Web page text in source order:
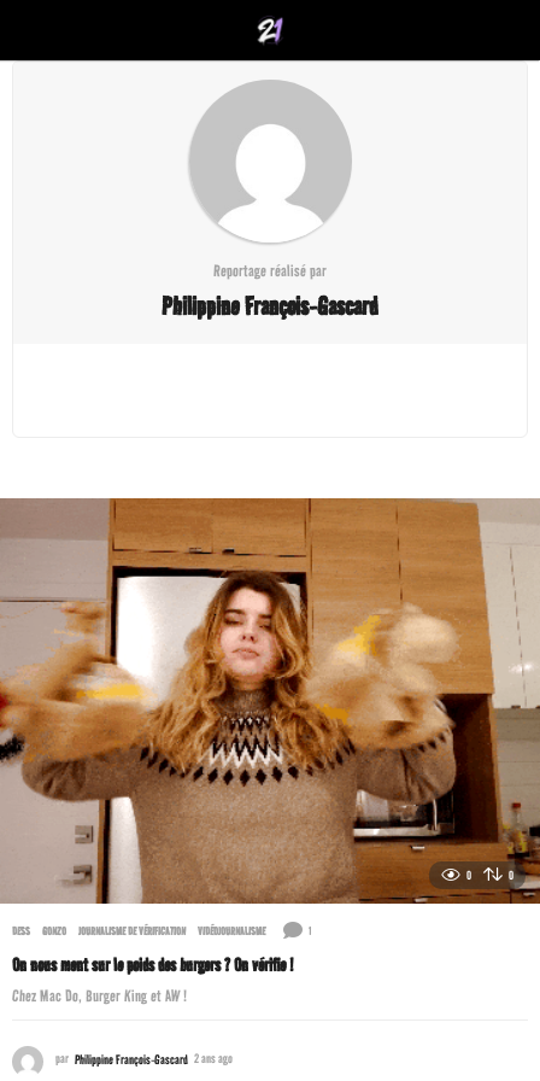
Reportage réalisé par
Philippine François-Gascard
0 0
DESS ,GONZO ,JOURNALISME DE VÉRIFICATION ,VIDÉOJOURNALISME 1
On nous ment sur le poids des burgers ? On vérifie !
Chez Mac Do, Burger King et AW !
par Philippine François-Gascard 2 ans ago